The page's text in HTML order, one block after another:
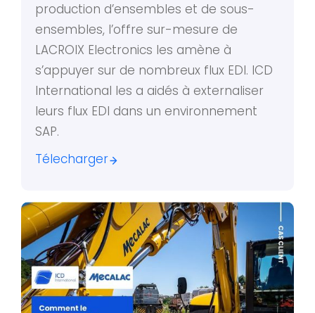
production d’ensembles et de sous-
ensembles, l’offre sur-mesure de
LACROIX Electronics les amène à
s’appuyer sur de nombreux flux EDI. ICD
International les a aidés à externaliser
leurs flux EDI dans un environnement
SAP.
Télecharger